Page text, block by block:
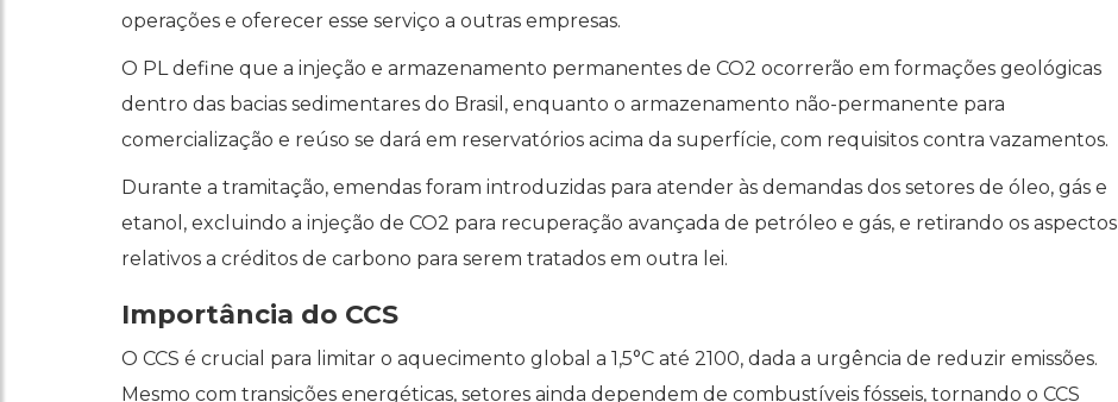
operações e oferecer esse serviço a outras empresas.
O PL define que a injeção e armazenamento permanentes de CO2 ocorrerão em formações geológicas
dentro das bacias sedimentares do Brasil, enquanto o armazenamento não-permanente para
comercialização e reúso se dará em reservatórios acima da superfície, com requisitos contra vazamentos.
Durante a tramitação, emendas foram introduzidas para atender às demandas dos setores de óleo, gás e
etanol, excluindo a injeção de CO2 para recuperação avançada de petróleo e gás, e retirando os aspectos
relativos a créditos de carbono para serem tratados em outra lei.
Importância do CCS
O CCS é crucial para limitar o aquecimento global a 1,5°C até 2100, dada a urgência de reduzir emissões.
Mesmo com transições energéticas, setores ainda dependem de combustíveis fósseis, tornando o CCS